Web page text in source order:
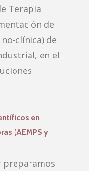
Terapia
de
clínica) de
en el
en
(AEMPS y
preparamos